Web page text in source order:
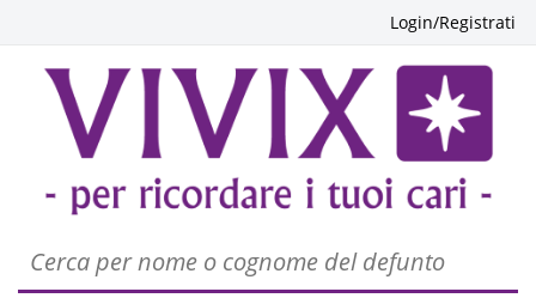
Login/Registrati